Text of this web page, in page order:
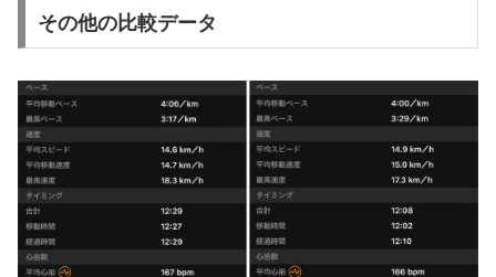
その他の比較データ